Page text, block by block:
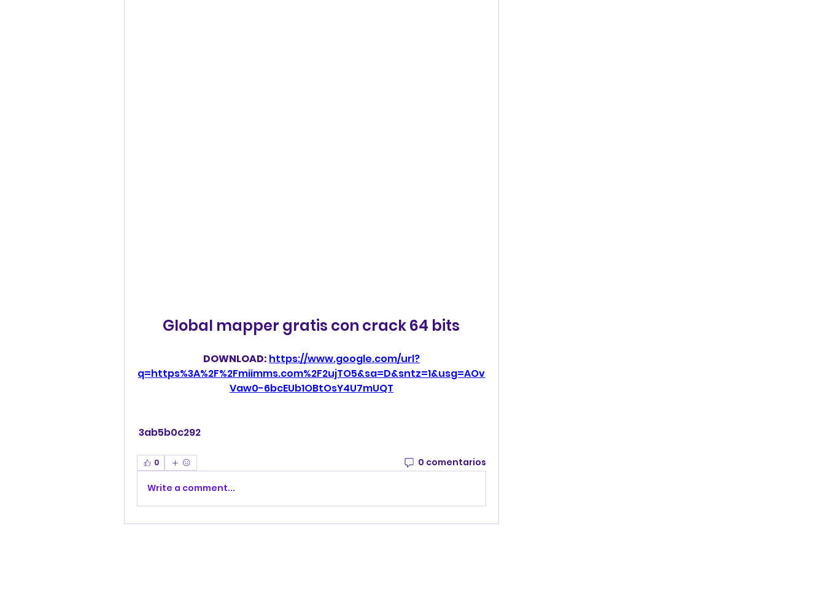
Global mapper gratis con crack 64 bits
DOWNLOAD: https://www.google.com/url?
q=https%3A%2F%2Fmiimms.com%2F2ujTO5&sa=D&sntz=1&usg=AOv
Vaw0-6bcEUb1OBtOsY4U7mUQT
3ab5b0c292
0 0 comentarios
Write a comment...